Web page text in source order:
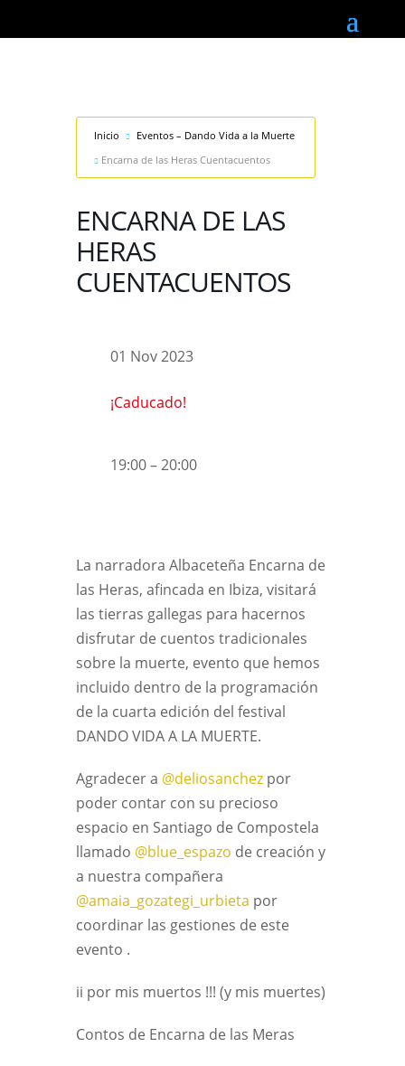
Inicio
Eventos – Dando Vida a la Muerte
Encarna de las Heras Cuentacuentos
ENCARNA DE LAS
HERAS
CUENTACUENTOS
01 Nov 2023
¡Caducado!
19:00 – 20:00
La narradora Albaceteña Encarna de
las Heras, afincada en Ibiza, visitará
las tierras gallegas para hacernos
disfrutar de cuentos tradicionales
sobre la muerte, evento que hemos
incluido dentro de la programación
de la cuarta edición del festival
DANDO VIDA A LA MUERTE.
Agradecer a @deliosanchez por
poder contar con su precioso
espacio en Santiago de Compostela
llamado @blue_espazo de creación y
a nuestra compañera
@amaia_gozategi_urbieta por
coordinar las gestiones de este
evento .
ii por mis muertos !!! (y mis muertes)
Contos de Encarna de las Meras